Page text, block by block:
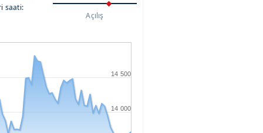
saati:
Açılış
14 000
14 500